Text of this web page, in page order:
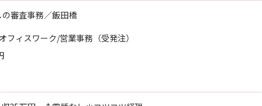
審査事務／飯田橋
フィスワーク/営業事務（受発注）